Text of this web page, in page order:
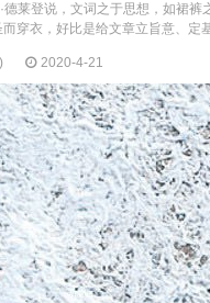
莱登说，文词之于思想，如裙
穿衣，好比是给文章立旨意、定
2020-4-21